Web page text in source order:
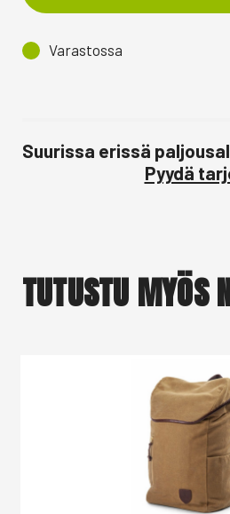
Varastossa
Suurissa erissä
Pyydä
TUTUSTU MYÖS